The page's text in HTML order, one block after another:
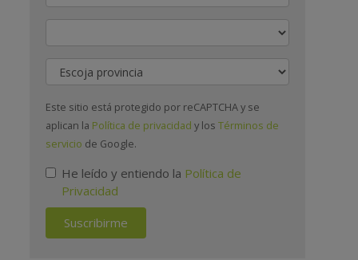
Provincia
Este sitio está protegido por reCAPTCHA y se
aplican la Política de privacidad y losTérminos de
servicio de Google.
He leído y entiendo la Política de
Privacidad
Suscribirme